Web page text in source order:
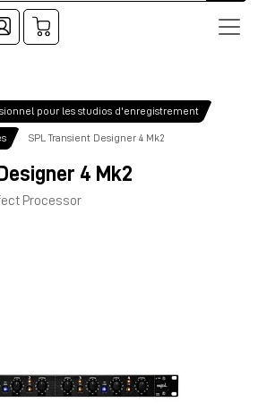
pour les studios d'enregistrement
SPL Transient Designer 4 Mk2
4 Mk2
Processor